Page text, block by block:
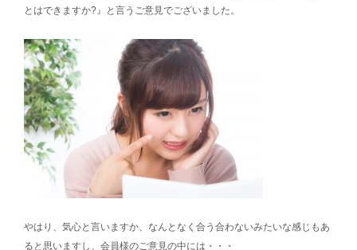
とはできますか?』と言うご意見でございました。
やはり、気心と言いますか、なんとなく合う合わないみたいな感じもあ
ると思いますし、会員様のご意見の中には・・・